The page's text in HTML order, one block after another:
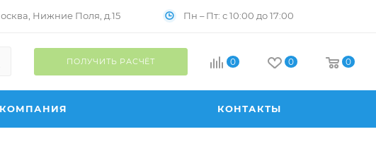
Нижние Поля, д.15 Пн – Пт: с 10:00 до 17:00
ПОЛУЧИТЬ РАСЧЁТ 0 0 0
КОМПАНИЯ КОНТАКТЫ